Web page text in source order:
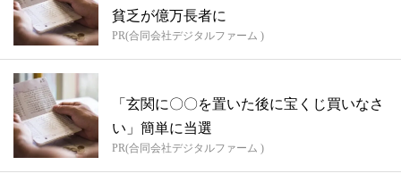
貧乏が億万長者に
PR(合同会社デジタルファーム )
「玄関に〇〇を置いた後に宝くじ買いなさ
い」簡単に当選
PR(合同会社デジタルファーム )